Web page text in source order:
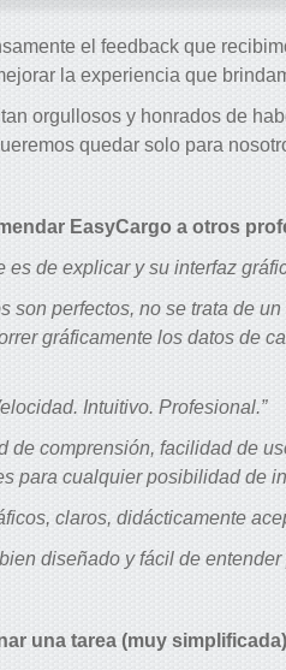
el feedback que
la experiencia que
orgullosos y honrados de
quedar solo para
EasyCargo a otros
es de explicar y su interfaz
son perfectos, no se trata de
gráficamente los datos de
Intuitivo. Profesional.”
de comprensión, facilidad de
para cualquier posibilidad de
claros, didácticamente
diseñado y fácil de
una tarea (muy